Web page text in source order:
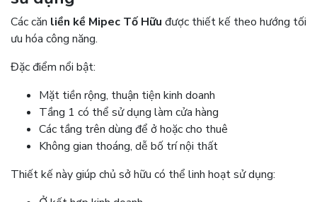
Các căn liền kề Mipec Tố Hữu được thiết kế theo hướng tối
ưu hóa công năng.
Đặc điểm nổi bật:
Mặt tiền rộng, thuận tiện kinh doanh
Tầng 1 có thể sử dụng làm cửa hàng
Các tầng trên dùng để ở hoặc cho thuê
Không gian thoáng, dễ bố trí nội thất
Thiết kế này giúp chủ sở hữu có thể linh hoạt sử dụng: